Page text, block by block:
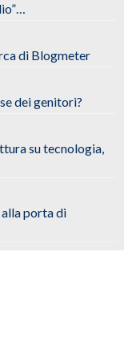
di Blogmeter
dei genitori?
su tecnologia,
alla porta di